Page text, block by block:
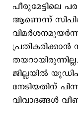
പീരുമേട്ടിലെ
ആണെന്ന്
ജില്ലയിൽ
നേടിയതിന്
വിവാദങ്ങൾ